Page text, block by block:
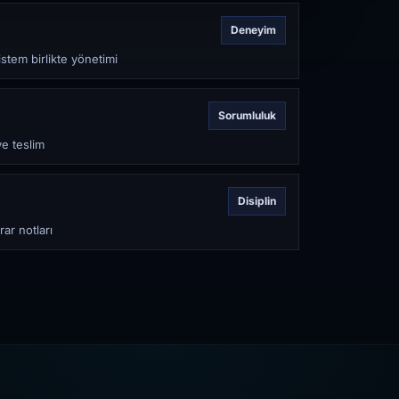
Deneyim
birlikte yönetimi
Sorumluluk
teslim
Disiplin
notları